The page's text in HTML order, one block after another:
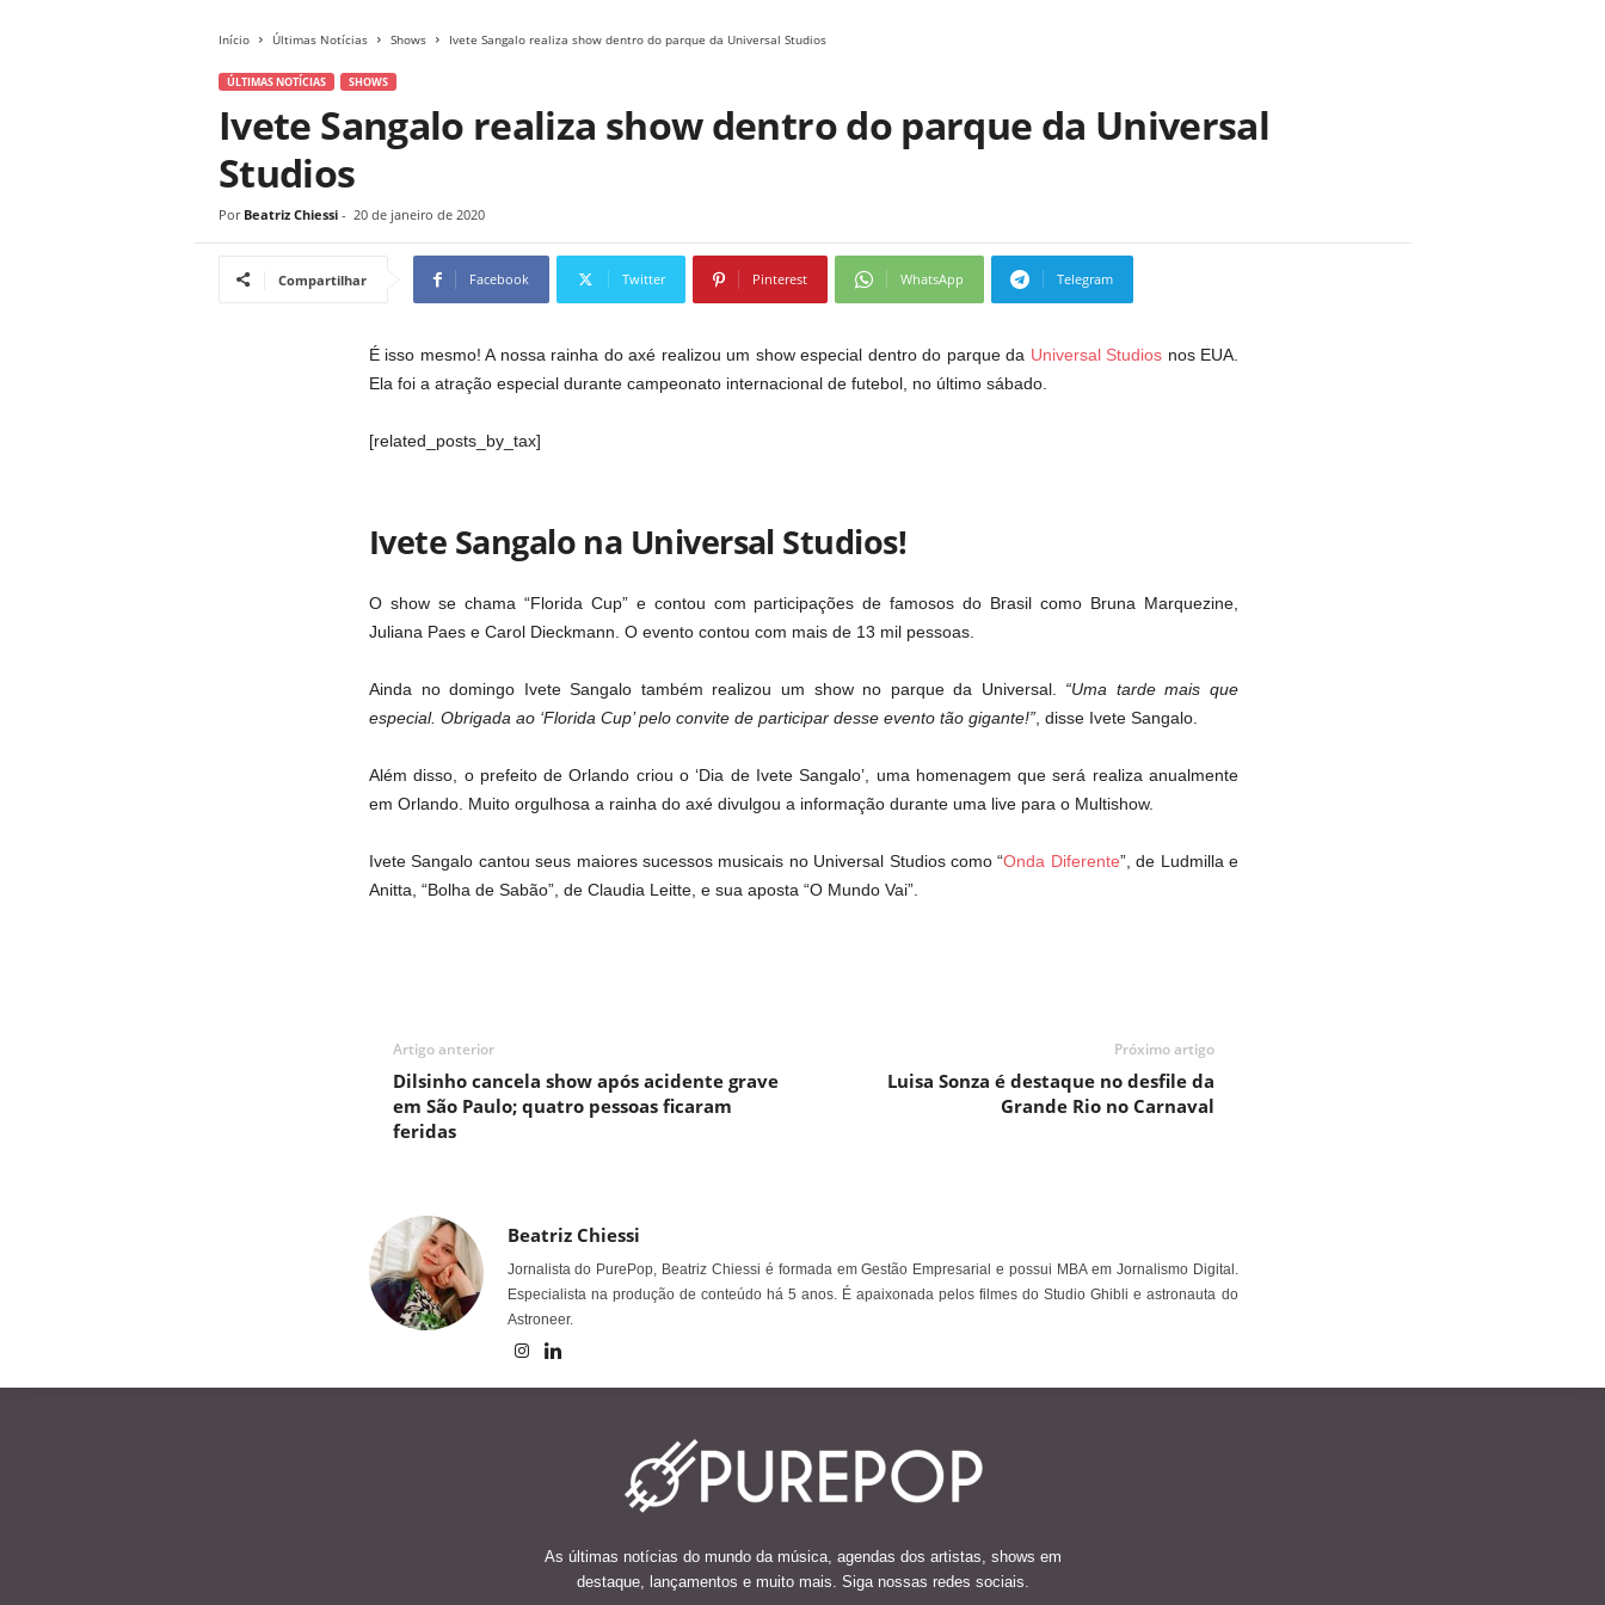
Início Últimas Notícias Shows Ivete Sangalo realiza show dentro do parque da Universal Studios
ÚLTIMAS NOTÍCIAS SHOWS
Ivete Sangalo realiza show dentro do parque da Universal
Studios
Por Beatriz Chiessi - 20 de janeiro de 2020
Compartilhar Facebook Twitter Pinterest WhatsApp Telegram
É isso mesmo! A nossa rainha do axé realizou um show especial dentro do parque da Universal Studios nos EUA.
Ela foi a atração especial durante campeonato internacional de futebol, no último sábado.
[related_posts_by_tax]
Ivete Sangalo na Universal Studios!
O show se chama “Florida Cup” e contou com participações de famosos do Brasil como Bruna Marquezine,
Juliana Paes e Carol Dieckmann. O evento contou com mais de 13 mil pessoas.
Ainda no domingo Ivete Sangalo também realizou um show no parque da Universal. “Uma tarde mais que
especial. Obrigada ao ‘Florida Cup’ pelo convite de participar desse evento tão gigante!” , disse Ivete Sangalo.
Além disso, o prefeito de Orlando criou o ‘Dia de Ivete Sangalo’, uma homenagem que será realiza anualmente
em Orlando. Muito orgulhosa a rainha do axé divulgou a informação durante uma live para o Multishow.
Ivete Sangalo cantou seus maiores sucessos musicais no Universal Studios como “Onda Diferente”, de Ludmilla e
Anitta, “Bolha de Sabão”, de Claudia Leitte, e sua aposta “O Mundo Vai”.
Artigo anterior
Dilsinho cancela show após acidente grave
em São Paulo; quatro pessoas ficaram
feridas
Próximo artigo
Luisa Sonza é destaque no desfile da
Grande Rio no Carnaval
Beatriz Chiessi
Jornalista do PurePop, Beatriz Chiessi é formada em Gestão Empresarial e possui MBA em Jornalismo Digital.
Especialista na produção de conteúdo há 5 anos. É apaixonada pelos filmes do Studio Ghibli e astronauta do
Astroneer.
As últimas notícias do mundo da música, agendas dos artistas, shows em
destaque, lançamentos e muito mais. Siga nossas redes sociais.